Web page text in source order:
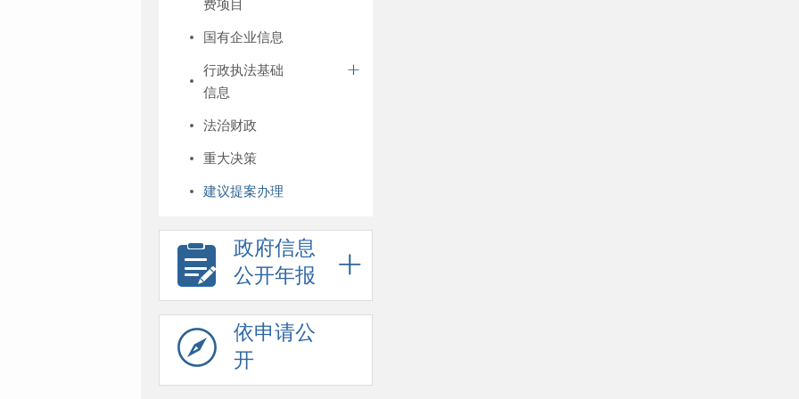
费项目
国有企业信息
行政执法基础
信息
法治财政
重大决策
建议提案办理
政府信息
公开年报
依申请公
开